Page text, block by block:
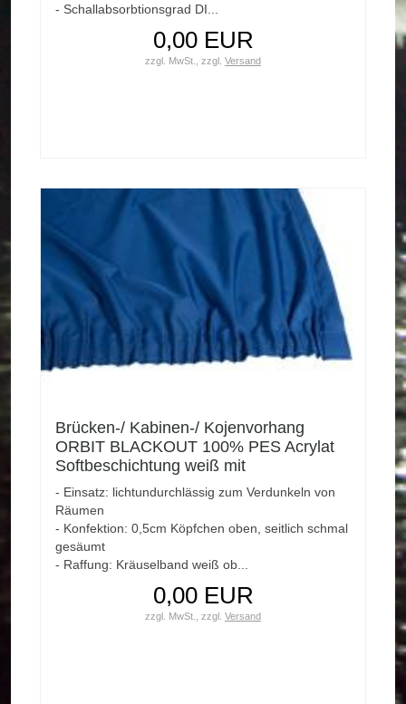
- Schallabsorbtionsgrad DI...
0,00 EUR
zzgl. MwSt., zzgl. Versand
Brücken-/ Kabinen-/ Kojenvorhang
ORBIT BLACKOUT 100% PES Acrylat
Softbeschichtung weiß mit
Gardinenband fertig genäht
- Einsatz: lichtundurchlässig zum Verdunkeln von
Räumen
- Konfektion: 0,5cm Köpfchen oben, seitlich schmal
gesäumt
- Raffung: Kräuselband weiß ob...
0,00 EUR
zzgl. MwSt., zzgl. Versand